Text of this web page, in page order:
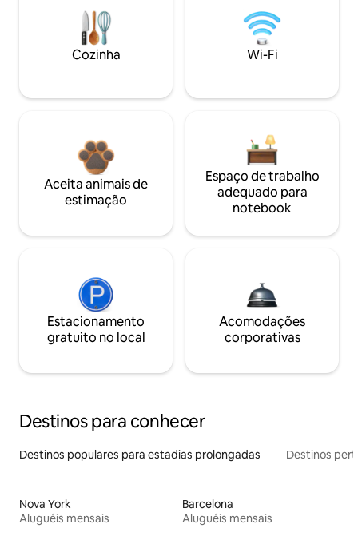
Cozinha Wi-Fi
Aceita animais de
estimação
Espaço de trabalho
adequado para
notebook
Estacionamento
gratuito no local
Acomodações
corporativas
Destinos para conhecer
Destinos populares para estadias prolongadas Destinos
Nova York
Aluguéis mensais
Barcelona
Aluguéis mensais